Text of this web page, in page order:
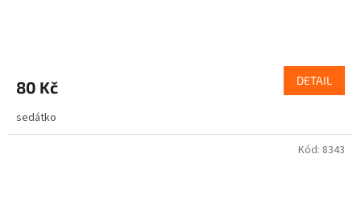
80 Kč DETAIL
sedátko
Kód: 8343